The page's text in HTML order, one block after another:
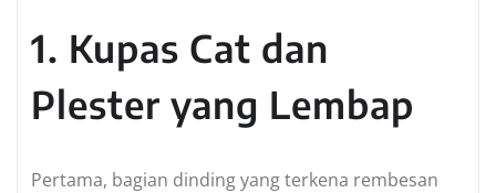
1. Kupas Cat dan
Plester yang Lembap
Pertama, bagian dinding yang terkena rembesan